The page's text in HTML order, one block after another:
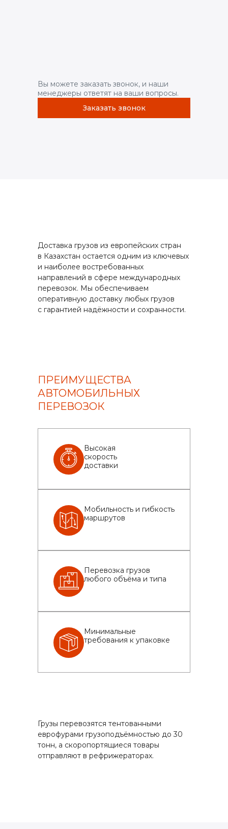
Вы можете заказать звонок, и наши
менеджеры ответят на ваши вопросы.
Заказать звонок
Доставка грузов из европейских стран
в Казахстан остается одним из ключевых
и наиболее востребованных
направлений в сфере международных
перевозок. Мы обеспечиваем
оперативную доставку любых грузов
с гарантией надёжности и сохранности.
ПРЕИМУЩЕСТВА
АВТОМОБИЛЬНЫХ
ПЕРЕВОЗОК
Высокая
скорость
доставки
Мобильность и гибкость
маршрутов
Перевозка грузов
любого объёма и типа
Минимальные
требования к упаковке
Грузы перевозятся тентованными
еврофурами грузоподъёмностью до 30
тонн, а скоропортящиеся товары
отправляют в рефрижераторах.